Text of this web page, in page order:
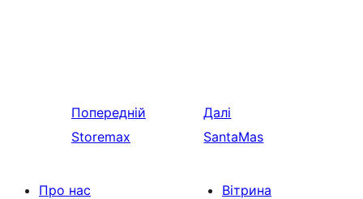
Попередній
Storemax
Далі
SantaMas
Про нас
Вітрина